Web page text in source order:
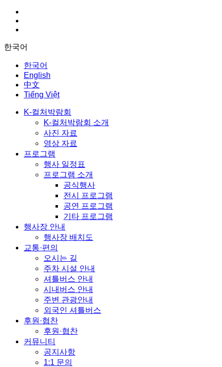
한국어
한국어
English
中文
Tiếng Việt
K-컬처박람회
K-컬처박람회 소개
사진 자료
영상 자료
프로그램
행사 일정표
프로그램 소개
공식행사
전시 프로그램
공연 프로그램
기타 프로그램
행사장 안내
행사장 배치도
교통·편의
오시는 길
주차 시설 안내
셔틀버스 안내
시내버스 안내
주변 관광안내
외국인 셔틀버스
후원·협찬
후원·협찬
커뮤니티
공지사항
1:1 문의